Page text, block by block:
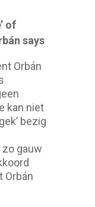
of
says
Orbán
kan niet
bezig
zo gauw
Orbán